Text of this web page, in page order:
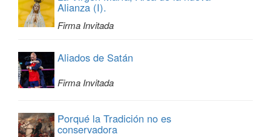
Alianza (I).
Firma Invitada
Aliados de Satán
Firma Invitada
Porqué la Tradición no es
conservadora